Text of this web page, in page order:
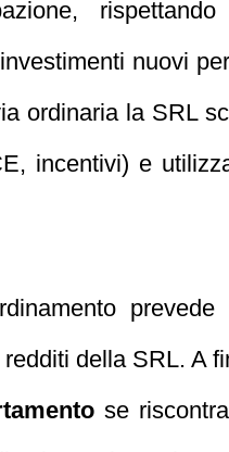
rispettando
nuovi
ordinaria la SRL
incentivi) e
della SRL. A
se